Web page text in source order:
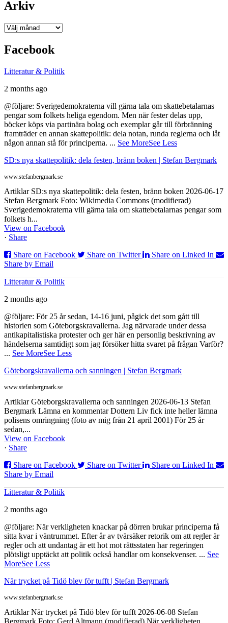
Arkiv
Arkiv
Facebook
Litteratur & Politik
2 months ago
@följare: Sverigedemokraterna vill gärna tala om skattebetalarnas
pengar som folkets heliga egendom. Men när fester delas upp,
böcker köps via partinära bolag och exemplar går till förbränning
framträder en annan skattepolitik: dela notan, runda reglerna och låt
någon annan stå för principerna. ... See MoreSee Less
SD:s nya skattepolitik: dela festen, bränn boken | Stefan Bergmark
www.stefanbergmark.se
Artiklar SD:s nya skattepolitik: dela festen, bränn boken 2026-06-17
Stefan Bergmark Foto: Wikimedia Commons (modifierad)
Sverigedemokraterna vill gärna tala om skattebetalarnas pengar som
folkets h...
View on Facebook
· Share
Share on Facebook
Share on Twitter
Share on Linked In
Share by Email
Litteratur & Politik
2 months ago
@följare: För 25 år sedan, 14-16 juni, pågick det som gått till
historien som Göteborgskravallerna. Jag närvarade under dessa
antikapitalistiska protester och ger här en personlig beskrivning av
händelserna samtidigt som jag försöker hitta svaret på frågan Varför?
... See MoreSee Less
Göteborgskravallerna och sanningen | Stefan Bergmark
www.stefanbergmark.se
Artiklar Göteborgskravallerna och sanningen 2026-06-13 Stefan
Bergmark Lämna en kommentar Dottern Liv fick inte heller lämna
polisens omringning (foto av mig från 21 april 2001) För 25 år
sedan,...
View on Facebook
· Share
Share on Facebook
Share on Twitter
Share on Linked In
Share by Email
Litteratur & Politik
2 months ago
@följare: När verkligheten knackar på dörren brukar principerna få
sitta kvar i väntrummet. Efter år av tvärsäker retorik om att regler är
regler och att undantag är ett hot mot rättsstaten har regeringen
plötsligt upptäckt att politik också handlar om konsekvenser. ... See
MoreSee Less
När trycket på Tidö blev för tufft | Stefan Bergmark
www.stefanbergmark.se
Artiklar När trycket på Tidö blev för tufft 2026-06-08 Stefan
Bergmark Foto: Gerd Altmann (modifierad) När verkligheten